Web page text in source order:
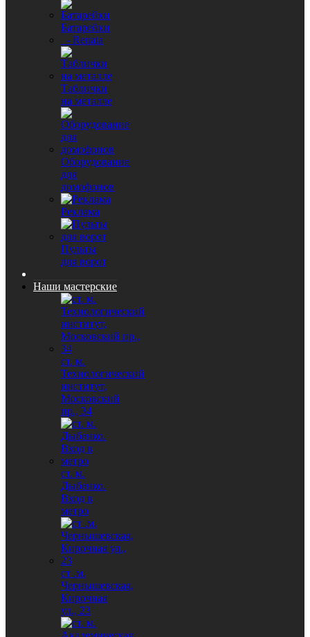
Батарейки
- Renata
Таблички
на металле
Оборудование
для
домофонов
Реклама
Пульты
для ворот
Наши мастерские
ст. м.
Технологический
институт,
Московский
пр., 34
ст. м.
Дыбенко.
Вход в
метро
ст .м.
Чернышевская,
Кирочная
ул., 23